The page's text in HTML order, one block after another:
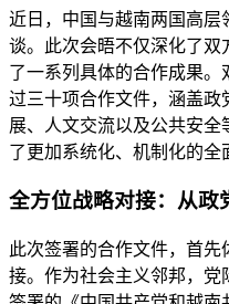
近日，中国与越南两国高
谈。此次会晤不仅深化了
了一系列具体的合作成果
过三十项合作文件，涵盖政
展、人文交流以及公共安全
了更加系统化、机制化的全
全方位战略对接：从政
此次签署的合作文件，首
接。作为社会主义邻邦，